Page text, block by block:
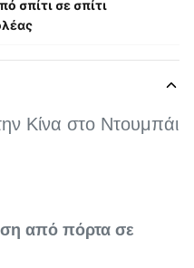
σπίτι σε σπίτι
Κίνα στο Ντουμπάι
από πόρτα σε